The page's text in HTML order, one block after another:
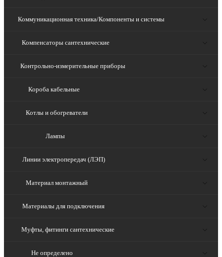
Коммуникационная техника/Компоненты и системы
Компенсаторы сантехнические
Контрольно-измерительные приборы
Короба кабельные
Котлы и обогреватели
Лампы
Линии электропередач (ЛЭП)
Материал монтажный
Материалы для подключения
Муфты, фитинги сантехнические
Не определено